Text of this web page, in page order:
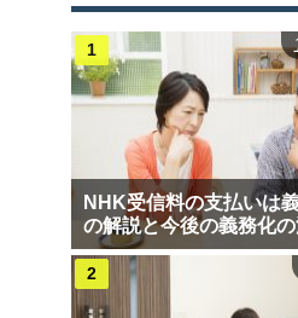
NHK受信料の支払いは
の解説と今後の義務化